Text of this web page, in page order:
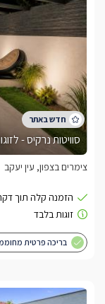
סוויטות נרקיס -
צימרים בצפון, עין יעקב
בריכה פרטית